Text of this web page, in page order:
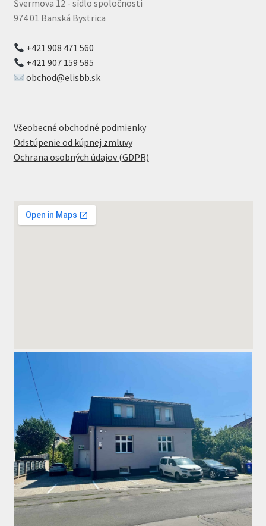
Švermova 12 - sídlo spoločnosti
974 01 Banská Bystrica
+421 908 471 560
+421 907 159 585
obchod@elisbb.sk
Všeobecné obchodné podmienky
Odstúpenie od kúpnej zmluvy
Ochrana osobných údajov (GDPR)